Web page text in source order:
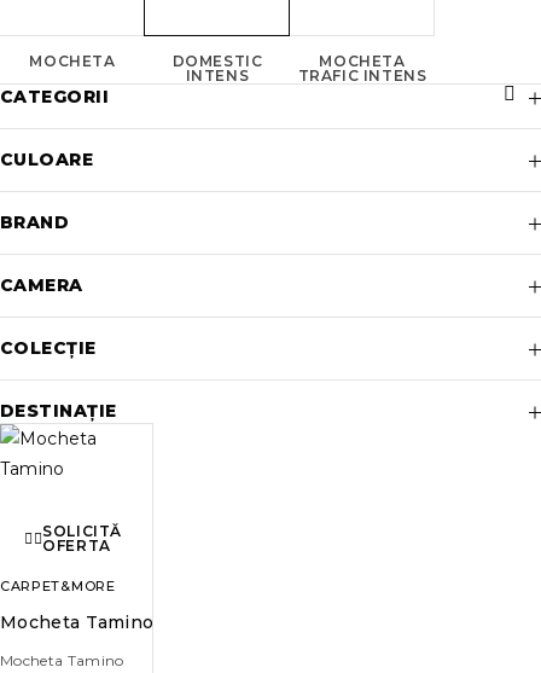
MOCHETA
DOMESTIC
INTENS
MOCHETA
TRAFIC INTENS
CATEGORII
CULOARE
BRAND
CAMERA
COLECȚIE
DESTINAȚIE
SOLICITĂ
OFERTA
CARPET&MORE
Mocheta Tamino
Mocheta Tamino